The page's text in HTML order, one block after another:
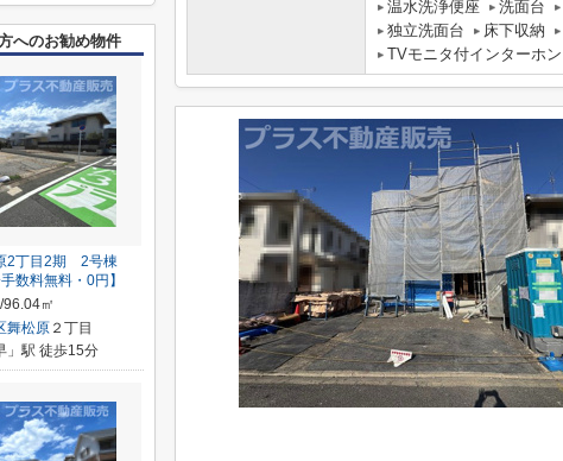
温水洗浄便座
洗面台
独立洗面台
床下収納
TVモニタ付インターホン
へのお勧め物件
2丁目2期 2号棟
数料無料・0円】
㎡
舞松原 ２丁目
」駅 徒歩15分